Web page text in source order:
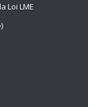
Loi LME